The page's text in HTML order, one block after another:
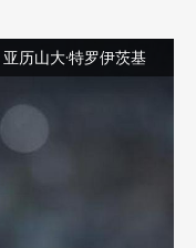
亚历山大·特罗伊茨基